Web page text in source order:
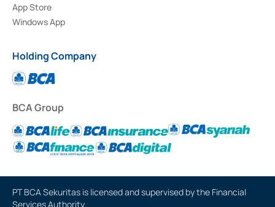
App Store
Windows App
Holding Company
BCA Group
PT BCA Sekuritas is licensed and supervised by the Financial
Services Authority